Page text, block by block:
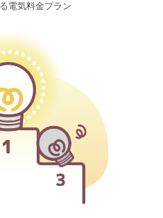
電気料金プラン